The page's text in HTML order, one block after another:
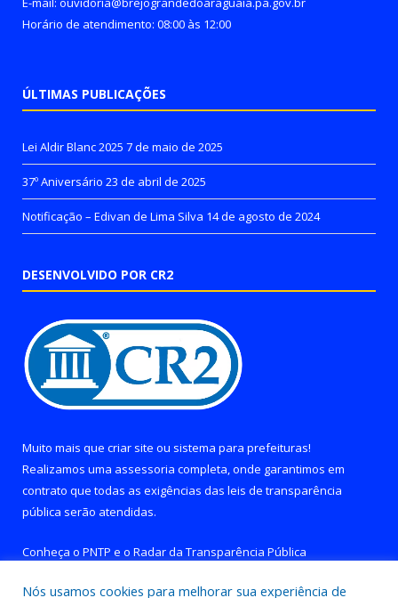
Horário de atendimento: 08:00 às 12:00
ÚLTIMAS PUBLICAÇÕES
Lei Aldir Blanc 2025 7 de maio de 2025
37º Aniversário 23 de abril de 2025
Notificação – Edivan de Lima Silva 14 de agosto de 2024
DESENVOLVIDO POR CR2
Muito mais que criar site ou sistema para prefeituras!
Realizamos uma assessoria completa, onde garantimos em
contrato que todas as exigências das leis de transparência
pública serão atendidas.
Conheça o PNTP e o Radar da Transparência Pública
Nós usamos cookies para melhorar sua experiência de